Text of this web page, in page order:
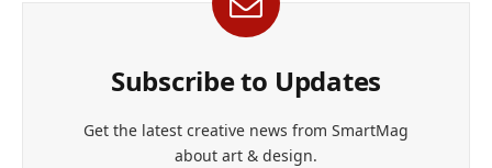
Subscribe to Updates
Get the latest creative news from SmartMag
about art & design.